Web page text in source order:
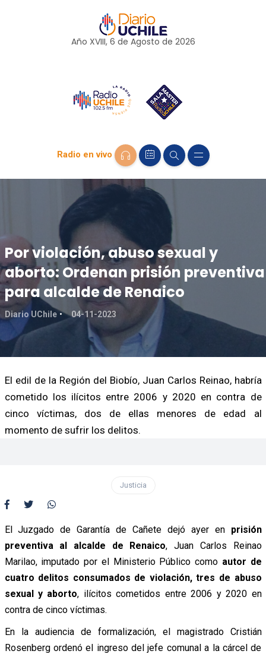
Año XVIII, 6 de Agosto de 2026
Radio en vivo
Por violación, abuso sexual y
aborto: Ordenan prisión preventiva
para alcalde de Renaico
Diario UChile 04-11-2023
El edil de la Región del Biobío, Juan Carlos Reinao, habría
cometido los ilícitos entre 2006 y 2020 en contra de
cinco víctimas, dos de ellas menores de edad al
momento de sufrir los delitos.
Justicia
El Juzgado de Garantía de Cañete dejó ayer en prisión
preventiva al alcalde de Renaico, Juan Carlos Reinao
Marilao, imputado por el Ministerio Público como autor de
cuatro delitos consumados de violación, tres de abuso
sexual y aborto, ilícitos cometidos entre 2006 y 2020 en
contra de cinco víctimas.
En la audiencia de formalización, el magistrado Cristián
Rosenberg ordenó el ingreso del jefe comunal a la cárcel de